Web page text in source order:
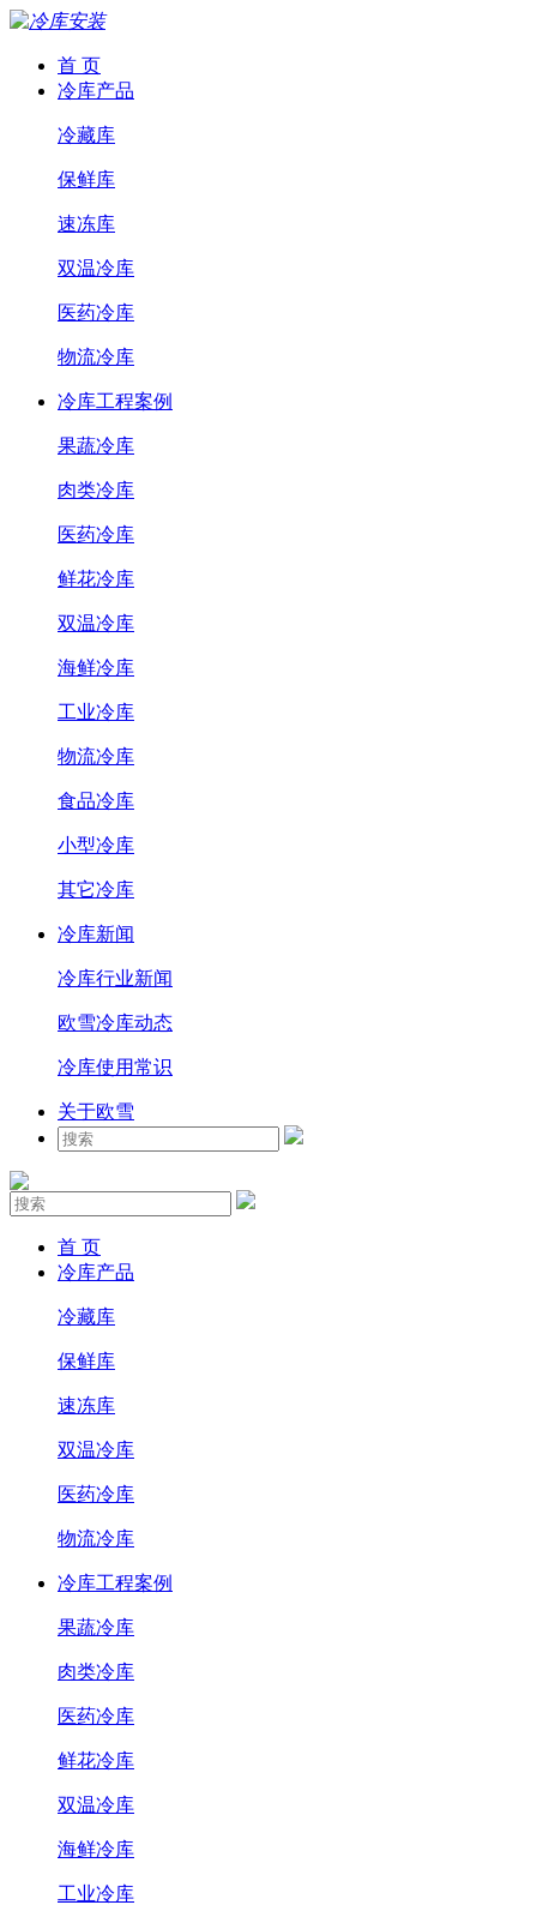
首 页
冷库产品
冷藏库
保鲜库
速冻库
双温冷库
医药冷库
物流冷库
冷库工程案例
果蔬冷库
肉类冷库
医药冷库
鲜花冷库
双温冷库
海鲜冷库
工业冷库
物流冷库
食品冷库
小型冷库
其它冷库
冷库新闻
冷库行业新闻
欧雪冷库动态
冷库使用常识
关于欧雪
首 页
冷库产品
冷藏库
保鲜库
速冻库
双温冷库
医药冷库
物流冷库
冷库工程案例
果蔬冷库
肉类冷库
医药冷库
鲜花冷库
双温冷库
海鲜冷库
工业冷库